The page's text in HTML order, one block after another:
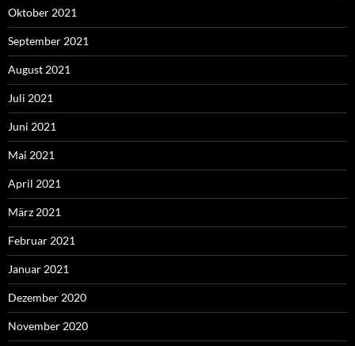
Oktober 2021
September 2021
August 2021
Juli 2021
Juni 2021
Mai 2021
April 2021
März 2021
Februar 2021
Januar 2021
Dezember 2020
November 2020